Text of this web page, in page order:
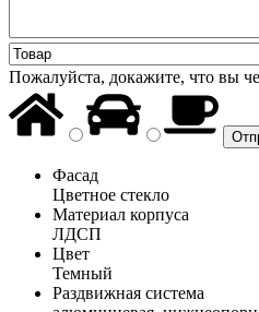
Пожалуйста, докажите, что вы
Фасад
Цветное стекло
Материал корпуса
ЛДСП
Цвет
Темный
Раздвижная система